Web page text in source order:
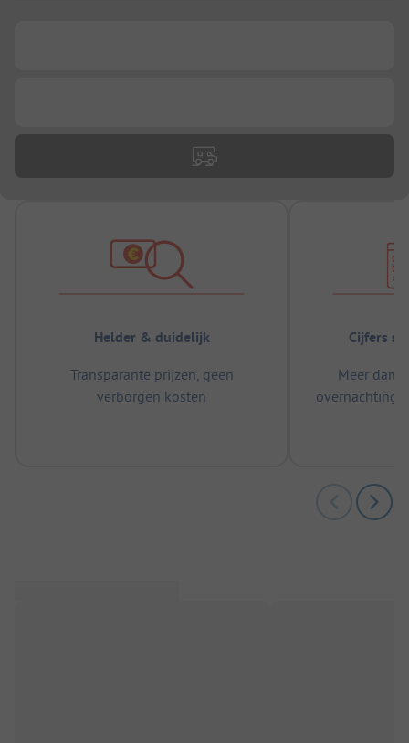
Helder & duidelijk
Transparante prijzen, geen
verborgen kosten
Cijfers
Meer dan